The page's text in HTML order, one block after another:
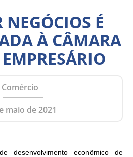
É
À CÂMARA
Comércio
maio de 2021
desenvolvimento econômico de